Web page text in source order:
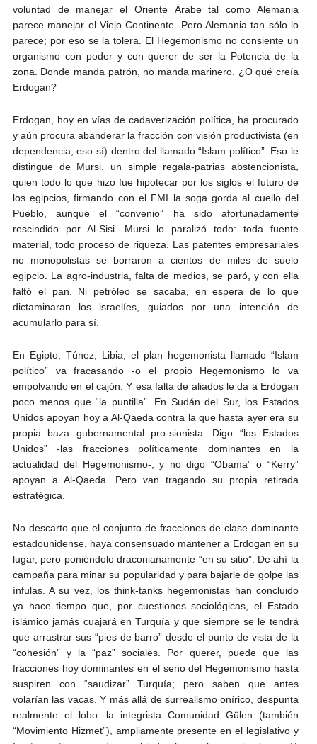
voluntad de manejar el Oriente Árabe tal como Alemania
parece manejar el Viejo Continente. Pero Alemania tan sólo lo
parece; por eso se la tolera. El Hegemonismo no consiente un
organismo con poder y con querer de ser la Potencia de la
zona. Donde manda patrón, no manda marinero. ¿O qué creía
Erdogan?
Erdogan, hoy en vías de cadaverización política, ha procurado
y aún procura abanderar la fracción con visión productivista (en
dependencia, eso sí) dentro del llamado “Islam político”. Eso le
distingue de Mursi, un simple regala-patrias abstencionista,
quien todo lo que hizo fue hipotecar por los siglos el futuro de
los egipcios, firmando con el FMI la soga gorda al cuello del
Pueblo, aunque el “convenio” ha sido afortunadamente
rescindido por Al-Sisi. Mursi lo paralizó todo: toda fuente
material, todo proceso de riqueza. Las patentes empresariales
no monopolistas se borraron a cientos de miles de suelo
egipcio. La agro-industria, falta de medios, se paró, y con ella
faltó el pan. Ni petróleo se sacaba, en espera de lo que
dictaminaran los israelíes, guiados por una intención de
acumularlo para sí.
En Egipto, Túnez, Libia, el plan hegemonista llamado “Islam
político” va fracasando -o el propio Hegemonismo lo va
empolvando en el cajón. Y esa falta de aliados le da a Erdogan
poco menos que “la puntilla”. En Sudán del Sur, los Estados
Unidos apoyan hoy a Al-Qaeda contra la que hasta ayer era su
propia baza gubernamental pro-sionista. Digo “los Estados
Unidos” -las fracciones políticamente dominantes en la
actualidad del Hegemonismo-, y no digo “Obama” o “Kerry”
apoyan a Al-Qaeda. Pero van tragando su propia retirada
estratégica.
No descarto que el conjunto de fracciones de clase dominante
estadounidense, haya consensuado mantener a Erdogan en su
lugar, pero poniéndolo draconianamente “en su sitio”. De ahí la
campaña para minar su popularidad y para bajarle de golpe las
ínfulas. A su vez, los think-tanks hegemonistas han concluido
ya hace tiempo que, por cuestiones sociológicas, el Estado
islámico jamás cuajará en Turquía y que siempre se le tendrá
que arrastrar sus “pies de barro” desde el punto de vista de la
“cohesión” y la “paz” sociales. Por querer, puede que las
fracciones hoy dominantes en el seno del Hegemonismo hasta
suspiren con “saudizar” Turquía; pero saben que antes
volarían las vacas. Y más allá de surrealismo onírico, despunta
realmente el lobo: la integrista Comunidad Gülen (también
“Movimiento Hizmet”), ampliamente presente en el legislativo y